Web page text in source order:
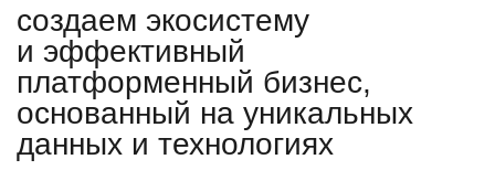
создаем экосистему
и эффективный
платформенный бизнес,
основанный на уникальных
данных и технологиях